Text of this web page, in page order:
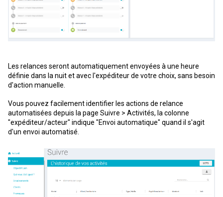
Les relances seront automatiquement envoyées à une heure
définie dans la nuit et avec l'expéditeur de votre choix, sans besoin
d'action manuelle.
Vous pouvez facilement identifier les actions de relance
automatisées depuis la page Suivre > Activités, la colonne
"expéditeur/acteur" indique "Envoi automatique" quand il s'agit
d'un envoi automatisé.